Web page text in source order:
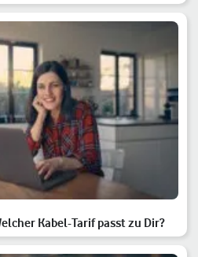
Kabel-Tarif passt zu Dir?